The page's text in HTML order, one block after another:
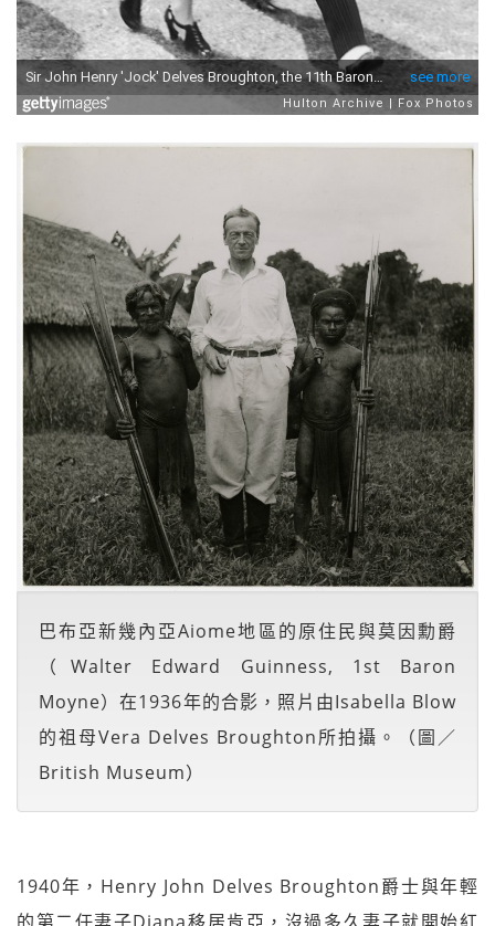
巴布亞新幾內亞Aiome地區的原住民與莫因勳爵
（Walter Edward Guinness, 1st Baron
Moyne）在1936年的合影，照片由Isabella Blow
的祖母Vera Delves Broughton所拍攝。（圖／
British Museum）
1940年，Henry John Delves Broughton爵士與年輕